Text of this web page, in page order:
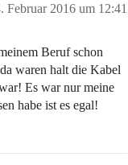
Februar 2016 um 12:41
Beruf schon
waren halt die Kabel
Es war nur meine
habe ist es egal!